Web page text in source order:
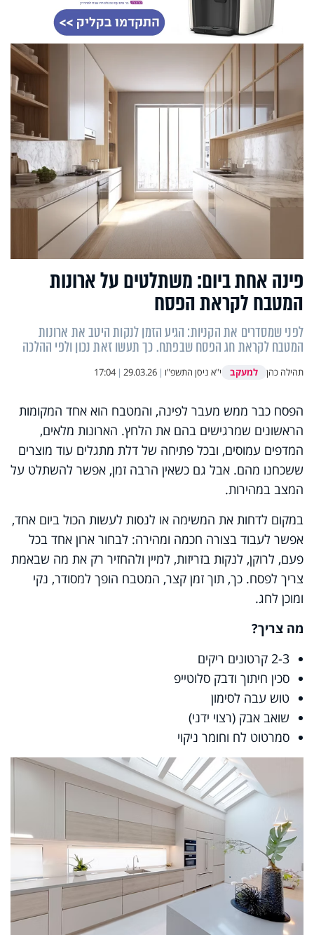
פינה אחת ביום: משתלטים על ארונות
המטבח לקראת הפסח
לפני שמסדרים את הקניות: הגיע הזמן לנקות היטב את ארונות
המטבח לקראת חג הפסח שבפתח. כך תעשו זאת נכון ולפי ההלכה
תהילה כהן למעקב י"א ניסן התשפ"ו |
29.03.26
|
17:04
הפסח כבר ממש מעבר לפינה, והמטבח הוא אחד המקומות
הראשונים שמרגישים בהם את הלחץ. הארונות מלאים,
המדפים עמוסים, ובכל פתיחה של דלת מתגלים עוד מוצרים
ששכחנו מהם. אבל גם כשאין הרבה זמן, אפשר להשתלט על
המצב במהירות.
במקום לדחות את המשימה או לנסות לעשות הכול ביום אחד,
אפשר לעבוד בצורה חכמה ומהירה: לבחור ארון אחד בכל
פעם, לרוקן, לנקות בזריזות, למיין ולהחזיר רק את מה שבאמת
צריך לפסח. כך, תוך זמן קצר, המטבח הופך למסודר, נקי
ומוכן לחג.
מה צריך?
2-3 קרטונים ריקים
סכין חיתוך ודבק סלוטייפ
טוש עבה לסימון
שואב אבק (רצוי ידני)
סמרטוט לח וחומר ניקוי